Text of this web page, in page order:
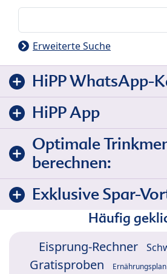
Erweiterte Suche
HiPP WhatsApp-
HiPP App
Optimale
berechnen:
Exklusive Spar-
Häufig
Eisprung-Rechner
Gratisproben Ernährungsplan